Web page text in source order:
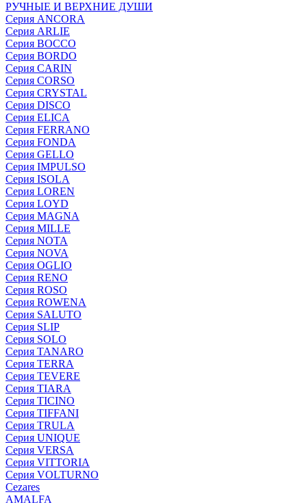
РУЧНЫЕ И ВЕРХНИЕ ДУШИ
Серия ANCORA
Серия ARLIE
Серия BOCCO
Серия BORDO
Серия CARIN
Серия CORSO
Серия CRYSTAL
Серия DISCO
Серия ELICA
Серия FERRANO
Серия FONDA
Серия GELLO
Серия IMPULSO
Серия ISOLA
Серия LOREN
Серия LOYD
Серия MAGNA
Серия MILLE
Серия NOTA
Серия NOVA
Серия OGLIO
Серия RENO
Серия ROSO
Серия ROWENA
Серия SALUTO
Серия SLIP
Серия SOLO
Серия TANARO
Серия TERRA
Серия TEVERE
Серия TIARA
Серия TICINO
Серия TIFFANI
Серия TRULA
Серия UNIQUE
Серия VERSA
Серия VITTORIA
Серия VOLTURNO
Cezares
AMALFA